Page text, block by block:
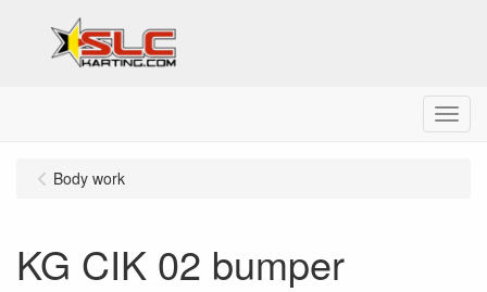
Menu
Body work
KG CIK 02 bumper